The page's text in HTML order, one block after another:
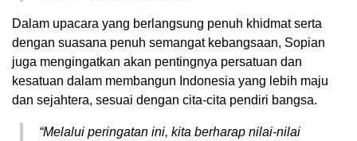
Dalam upacara yang berlangsung penuh khidmat serta
dengan suasana penuh semangat kebangsaan, Sopian
juga mengingatkan akan pentingnya persatuan dan
kesatuan dalam membangun Indonesia yang lebih maju
dan sejahtera, sesuai dengan cita-cita pendiri bangsa.
“Melalui peringatan ini, kita berharap nilai-nilai